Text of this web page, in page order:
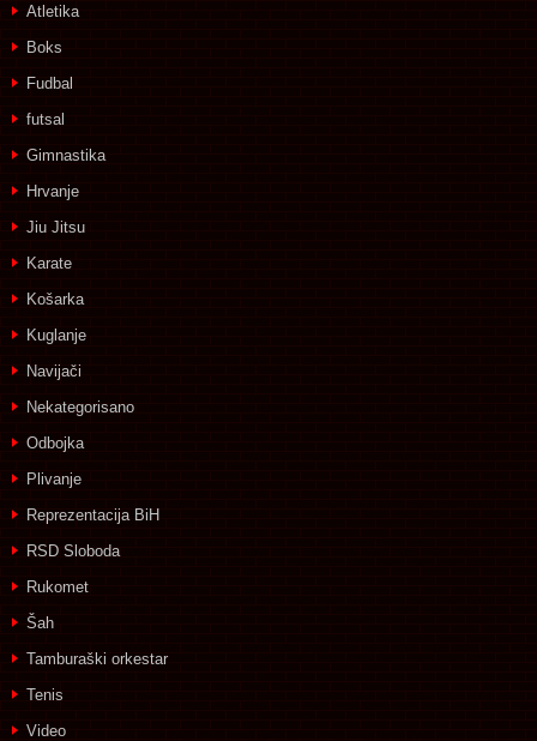
Atletika
Boks
Fudbal
futsal
Gimnastika
Hrvanje
Jiu Jitsu
Karate
Košarka
Kuglanje
Navijači
Nekategorisano
Odbojka
Plivanje
Reprezentacija BiH
RSD Sloboda
Rukomet
Šah
Tamburaški orkestar
Tenis
Video